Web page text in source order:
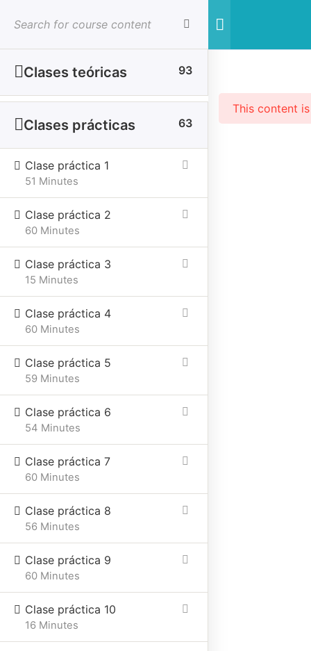
Iniciar sesión Cerrar sesion
Home Cursos online
Constelaciones Familiares
Clases teóricas 93
Clases prácticas 63
Clase práctica 1
51 Minutes
Clase práctica 2
60 Minutes
Clase práctica 3
15 Minutes
Clase práctica 4
60 Minutes
Clase práctica 5
59 Minutes
Clase práctica 6
54 Minutes
Clase práctica 7
60 Minutes
Clase práctica 8
56 Minutes
Clase práctica 9
60 Minutes
Clase práctica 10
16 Minutes
This content
plata
Email